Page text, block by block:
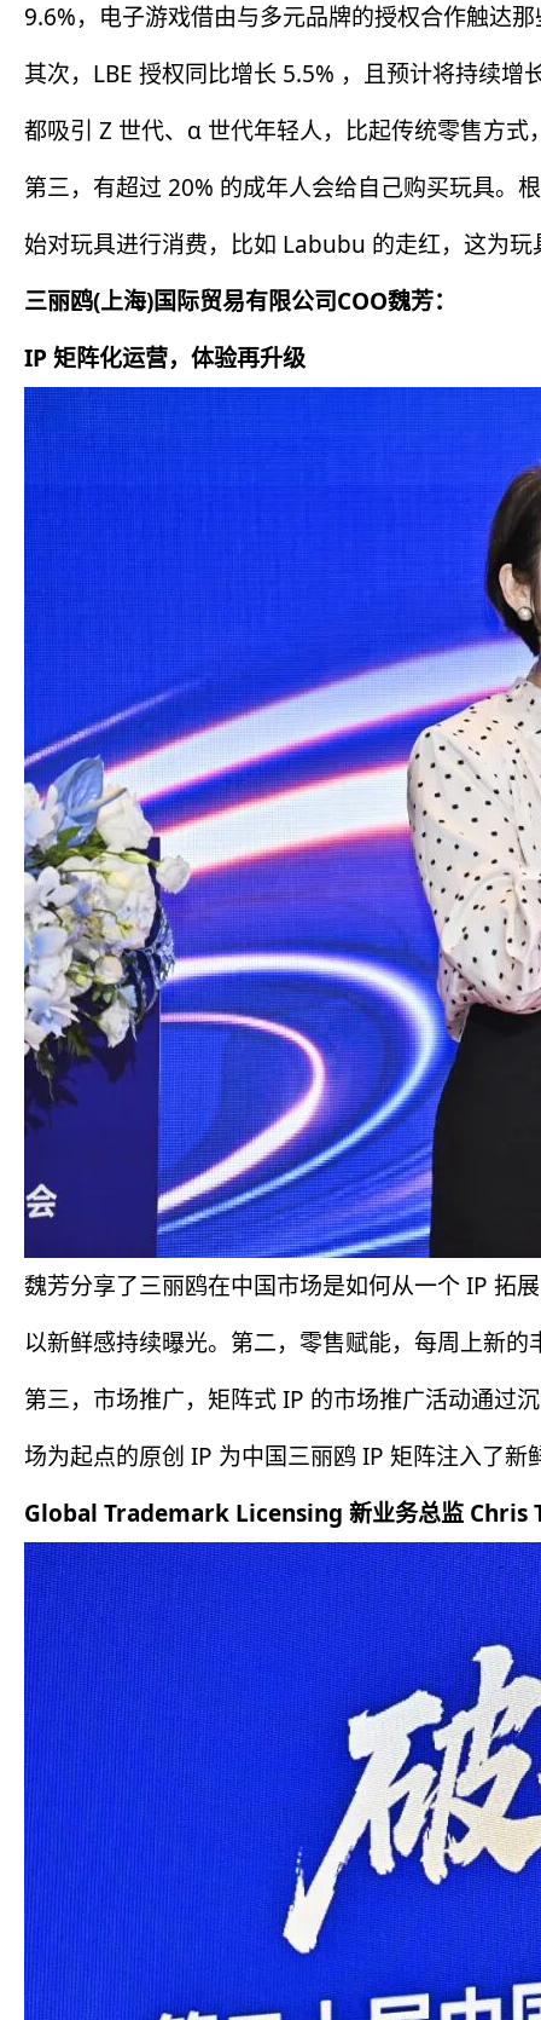
9.6%，电子游戏借由与多元品牌的授权合作触达
其次，LBE 授权同比增长 5.5% ，且预计将持续
都吸引 Z 世代、α 世代年轻人，比起传统零售方
第三，有超过 20% 的成年人会给自己购买玩具。
始对玩具进行消费，比如 Labubu 的走红，这为
三丽鸥(上海)国际贸易有限公司COO魏芳：
IP 矩阵化运营，体验再升级
魏芳分享了三丽鸥在中国市场是如何从一个 IP 拓
以新鲜感持续曝光。第二，零售赋能，每周上新
第三，市场推广，矩阵式 IP 的市场推广活动通过
场为起点的原创 IP 为中国三丽鸥 IP 矩阵注入了
Global Trademark Licensing 新业务总监 Chris